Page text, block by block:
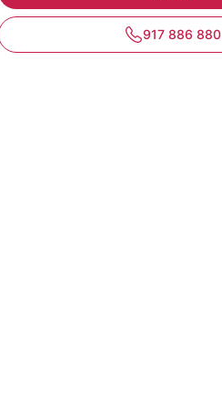
917 886 880